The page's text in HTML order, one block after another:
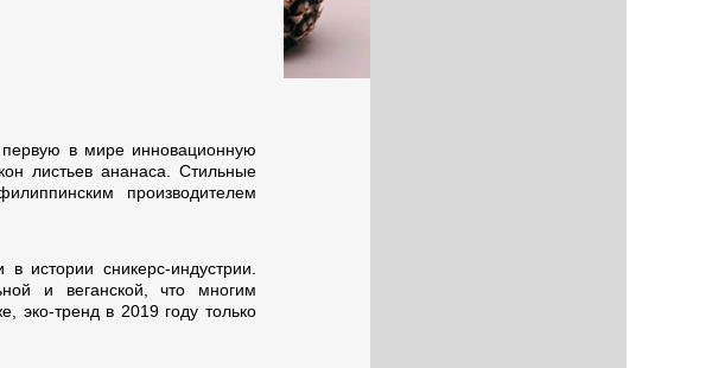
в мире инновационную
листьев ананаса. Стильные
производителем
истории сникерс-индустрии.
и веганской, что многим
эко-тренд в 2019 году только